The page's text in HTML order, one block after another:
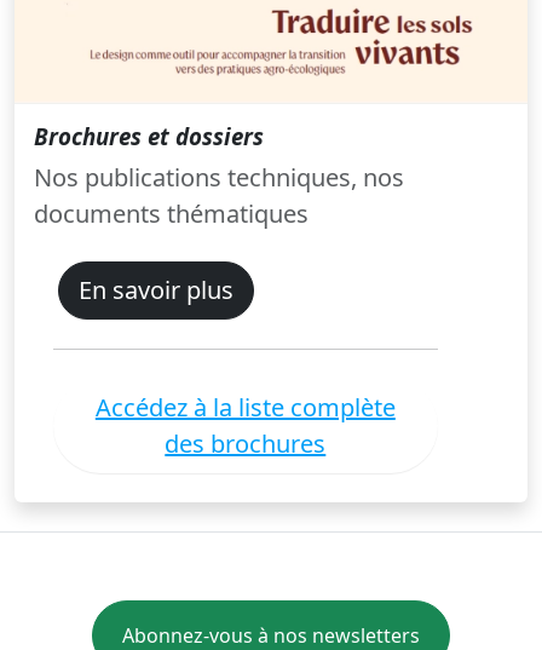
Brochures et dossiers
Nos publications techniques, nos
documents thématiques
En savoir plus
Accédez à la liste complète
des brochures
Abonnez-vous à nos newsletters